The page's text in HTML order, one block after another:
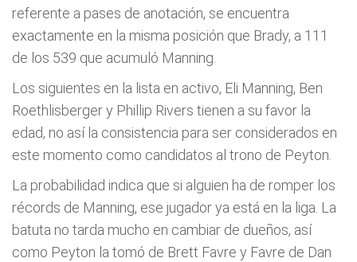
referente a pases de anotación, se encuentra
exactamente en la misma posición que Brady, a 111
de los 539 que acumuló Manning.
Los siguientes en la lista en activo, Eli Manning, Ben
Roethlisberger y Phillip Rivers tienen a su favor la
edad, no así la consistencia para ser considerados en
este momento como candidatos al trono de Peyton.
La probabilidad indica que si alguien ha de romper los
récords de Manning, ese jugador ya está en la liga. La
batuta no tarda mucho en cambiar de dueños, así
como Peyton la tomó de Brett Favre y Favre de Dan